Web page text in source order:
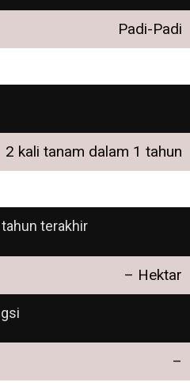
Padi-Padi
2 kali tanam dalam 1 tahun
terakhir
– Hektar
–